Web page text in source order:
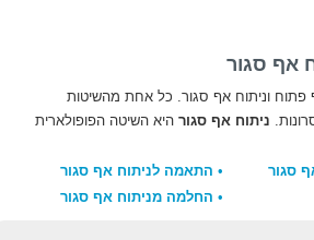
אף סגור
פתוח וניתוח אף סגור. כל אחת מהשיטות
ניתוח אף סגור היא השיטה הפופולארית
סגור
• התאמה לניתוח אף סגור
• החלמה מניתוח אף סגור